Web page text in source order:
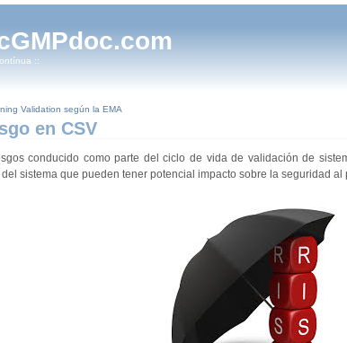
::
Validation según la EMA
en CSV
conducido como parte del ciclo de vida de validación de
sistema que pueden tener potencial impacto sobre la seguridad